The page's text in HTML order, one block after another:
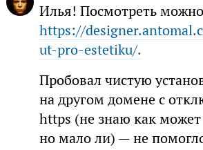
Илья! Посмотреть можно
https://
ut-pro-estetiku/.
Пробовал чистую
на другом домене с
https (не знаю как может
но мало ли) — не